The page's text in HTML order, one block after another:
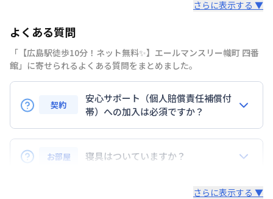
禁煙・喫煙
交通 山陽本線 広島駅 徒歩 10分
定員
2名
駐車場
次回更新日
さらに表示する ▼
よくある質問
「【広島駅徒歩10分！ネット無料✨】エールマンスリー幟町 四番
館」に寄せられるよくある質問をまとめました。
契約
安心サポート（個人賠償責任補償付
帯）への加入は必須ですか？
はい。安心サポートへの加入は必須となります。料金
プランでは清掃料欄に期間によって設定されている費
用が含まれて表示されています。
ロング（210日〜365日未満）：7,700円/回
お部屋 寝具はついていますか？
さらに表示する ▼